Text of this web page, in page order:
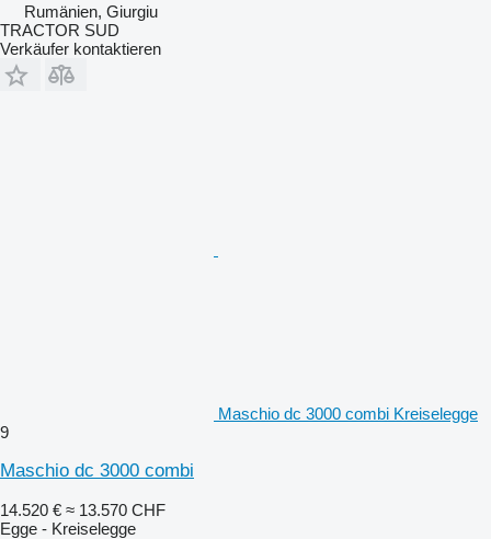
Rumänien, Giurgiu
TRACTOR SUD
Verkäufer kontaktieren
Maschio dc 3000 combi Kreiselegge
9
Maschio dc 3000 combi
14.520 € ≈ 13.570 CHF
Egge - Kreiselegge